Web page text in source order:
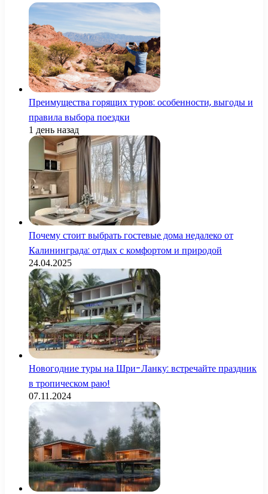
Преимущества горящих туров: особенности, выгоды и
правила выбора поездки
1 день назад
Почему стоит выбрать гостевые дома недалеко от
Калининграда: отдых с комфортом и природой
24.04.2025
Новогодние туры на Шри-Ланку: встречайте праздник
в тропическом раю!
07.11.2024